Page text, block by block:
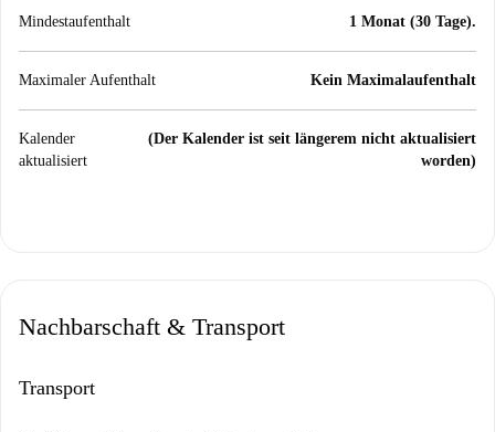
Mindestaufenthalt 1 Monat (30 Tage).
Maximaler Aufenthalt Kein Maximalaufenthalt
Kalender
aktualisiert
(Der Kalender ist seit längerem nicht aktualisiert
worden)
Nachbarschaft & Transport
Transport